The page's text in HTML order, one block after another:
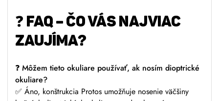
❓ FAQ – ČO VÁS NAJVIAC
ZAUJÍMA?
❓ Môžem tieto okuliare používať, ak nosím dioptrické
okuliare?
✅ Áno, konštrukcia Protos umožňuje nosenie väčšiny